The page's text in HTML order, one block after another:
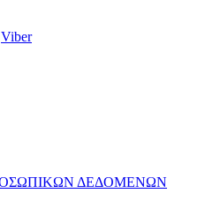
Viber
ΔΕΔΟΜΕΝΩΝ